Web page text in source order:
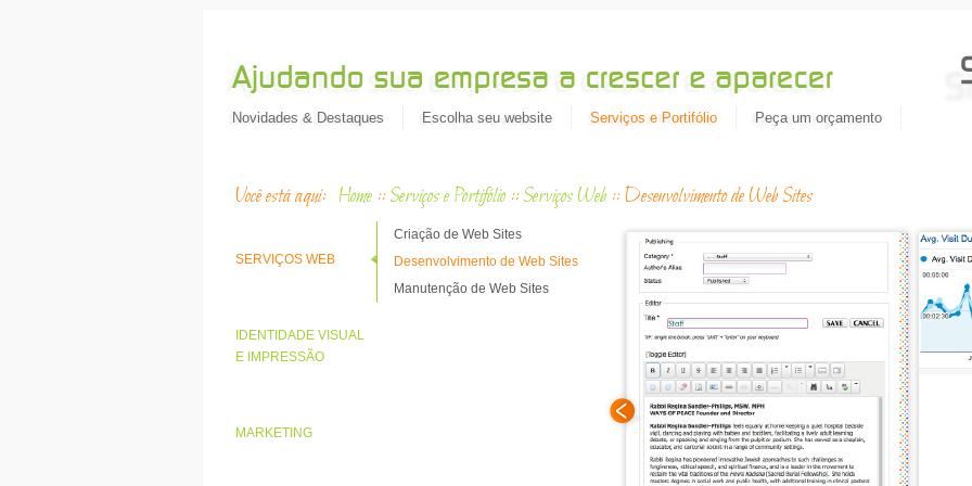
Novidades & Destaques Escolha seu website Serviços e Portifólio Peça um orçamento
Você está aqui: Home ::Serviços e Portifólio ::Serviços Web :: Desenvolvimento de Web Sites
SERVIÇOS WEB
Criação de Web Sites
Desenvolvimento de Web Sites
Manutenção de Web Sites
IDENTIDADE VISUAL
E IMPRESSÃO
MARKETING